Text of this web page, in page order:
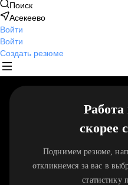
Поиск
Асекеево
Войти
Войти
Создать резюме
Работа
скорее c
Поднимем резюме,
откликнемся за вас в
статистику